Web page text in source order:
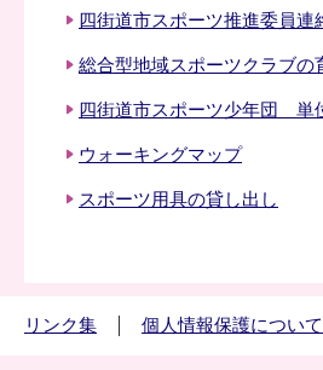
四街道市スポーツ推進委員連
総合型地域スポーツクラブの
四街道市スポーツ少年団 単
ウォーキングマップ
スポーツ用具の貸し出し
リンク集 個人情報保護について